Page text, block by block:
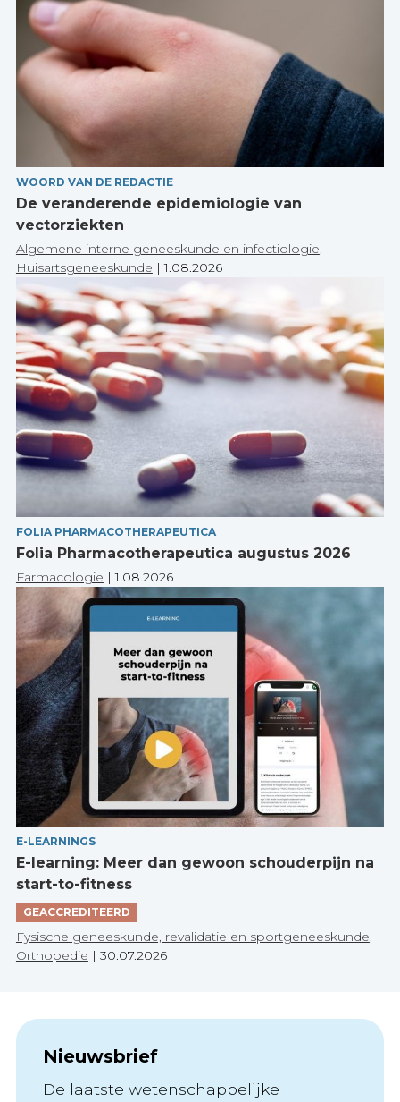
WOORD VAN DE REDACTIE
De veranderende epidemiologie van
vectorziekten
Algemene interne geneeskunde en infectiologie,
Huisartsgeneeskunde |1.08.2026
FOLIA PHARMACOTHERAPEUTICA
Folia Pharmacotherapeutica augustus 2026
Farmacologie |1.08.2026
E-LEARNINGS
E-learning: Meer dan gewoon schouderpijn na
start-to-fitness
GEACCREDITEERD
Fysische geneeskunde, revalidatie en sportgeneeskunde
Orthopedie | 30.07.2026
Nieuwsbrief
De laatste wetenschappelijke